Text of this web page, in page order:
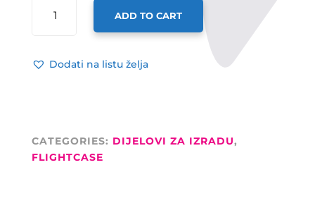
HALL
NIKL
ADD TO CART
Dodati na listu želja
CATEGORIES: DIJELOVI ZA IZRADU,
FLIGHTCASE